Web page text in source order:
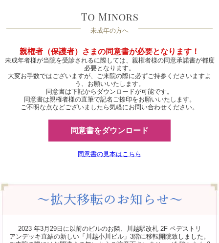
未成年の方へ
親権者（保護者）さまの同意書が必要となります！
未成年者様が当院を受診されるに際しては、親権者様の同意承諾書が都度
必要となります。
大変お手数ではございますが、ご来院の際に必ずご持参くださいますよ
う、お願いいたします。
同意書は下記からダウンロードが可能です。
同意書は親権者様の直筆で記名ご捺印をお願いいたします。
ご不明な点などございましたら気軽にお問い合わせください。
同意書をダウンロード
同意書の見本はこちら
2023 年3月29日に以前のビルのお隣、川越駅改札 2F ペデストリ
アンデッキ直結の新しい「川越小川ビル」3階に移転開院致しました。